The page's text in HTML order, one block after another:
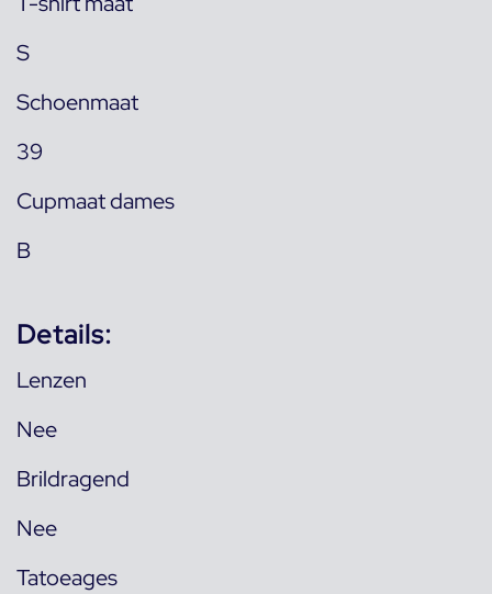
S
Schoenmaat
39
Cupmaat dames
B
Details:
Lenzen
Nee
Brildragend
Nee
Tatoeages